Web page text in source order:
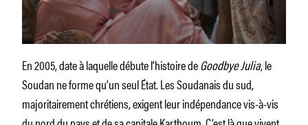
En 2005, date à laquelle débute l’histoire deGoodbye Julia, le
Soudan ne forme qu’un seul État. Les Soudanais du sud,
majoritairement chrétiens, exigent leur indépendance vis-à-vis